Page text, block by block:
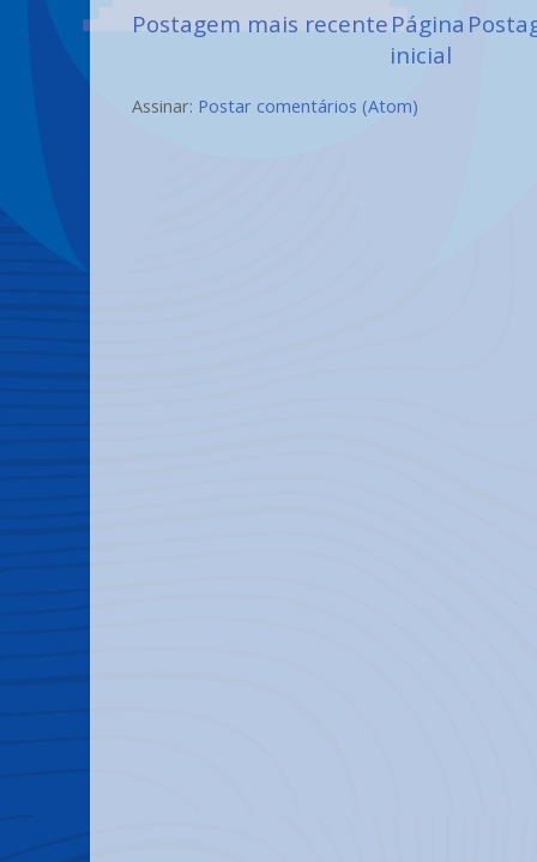
Postagem mais recentePágina
inicial
Assinar: Postar comentários (Atom)